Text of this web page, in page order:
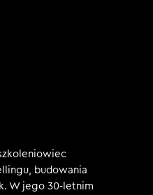
budowania
W jego 30-letnim